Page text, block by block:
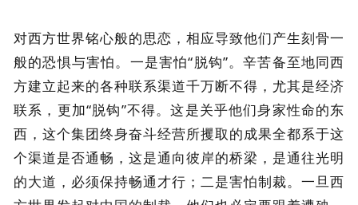
对西方世界铭心般的思恋，相应导致他们产生刻骨一
般的恐惧与害怕。一是害怕“脱钩”。辛苦备至地同西
方建立起来的各种联系渠道千万断不得，尤其是经济
联系，更加“脱钩”不得。这是关乎他们身家性命的东
西，这个集团终身奋斗经营所攫取的成果全都系于这
个渠道是否通畅，这是通向彼岸的桥梁，是通往光明
的大道，必须保持畅通才行；二是害怕制裁。一旦西